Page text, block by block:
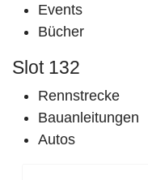
Events
Bücher
Slot 132
Rennstrecke
Bauanleitungen
Autos